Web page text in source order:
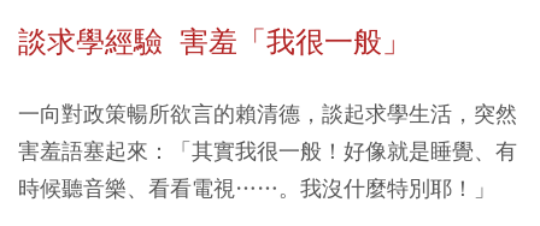
談求學經驗 害羞「我很一般」
一向對政策暢所欲言的賴清德，談起求學生活，突然
害羞語塞起來：「其實我很一般！好像就是睡覺、有
時候聽音樂、看看電視……。我沒什麼特別耶！」